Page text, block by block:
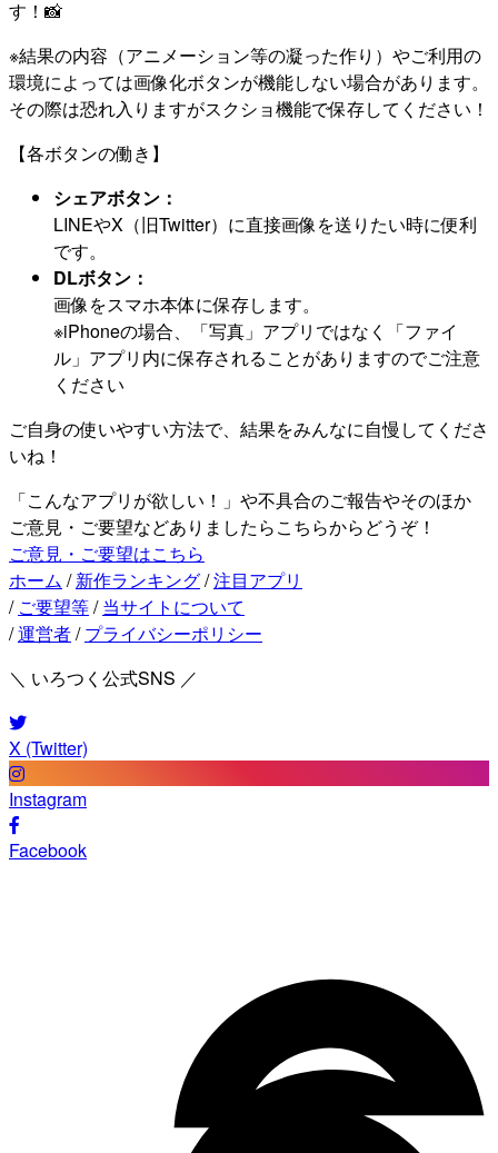
す！📸
※結果の内容（アニメーション等の凝った作り）やご利用の
環境によっては画像化ボタンが機能しない場合があります。
その際は恐れ入りますがスクショ機能で保存してください！
【各ボタンの働き】
シェアボタン：
LINEやX（旧Twitter）に直接画像を送りたい時に便利
です。
DLボタン：
画像をスマホ本体に保存します。
※iPhoneの場合、「写真」アプリではなく「ファイ
ル」アプリ内に保存されることがありますのでご注意
ください
ご自身の使いやすい方法で、結果をみんなに自慢してくださ
いね！
「こんなアプリが欲しい！」や不具合のご報告やそのほか
ご意見・ご要望などありましたらこちらからどうぞ！
ご意見・ご要望はこちら
ホーム / 新作ランキング/注目アプリ
/ ご要望等/ 当サイトについて
/運営者/ プライバシーポリシー
＼ いろつく公式SNS ／
X (Twitter)
Instagram
Facebook